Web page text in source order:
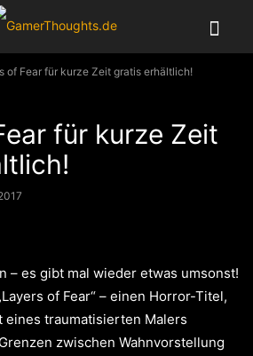
of Fear für kurze Zeit gratis erhältlich!
für kurze Zeit
– es gibt mal wieder etwas umsonst!
of Fear“ – einen Horror-Titel,
eines traumatisierten Malers
zwischen Wahnvorstellung